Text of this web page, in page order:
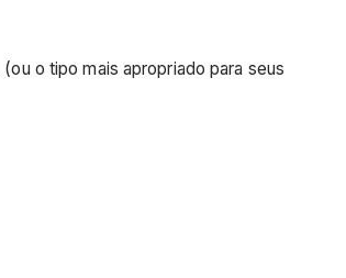
(ou o tipo mais apropriado para seus